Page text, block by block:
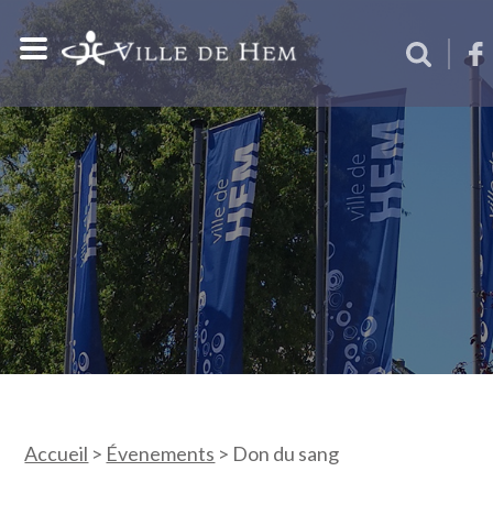
Accueil > Évenements > Don du sang